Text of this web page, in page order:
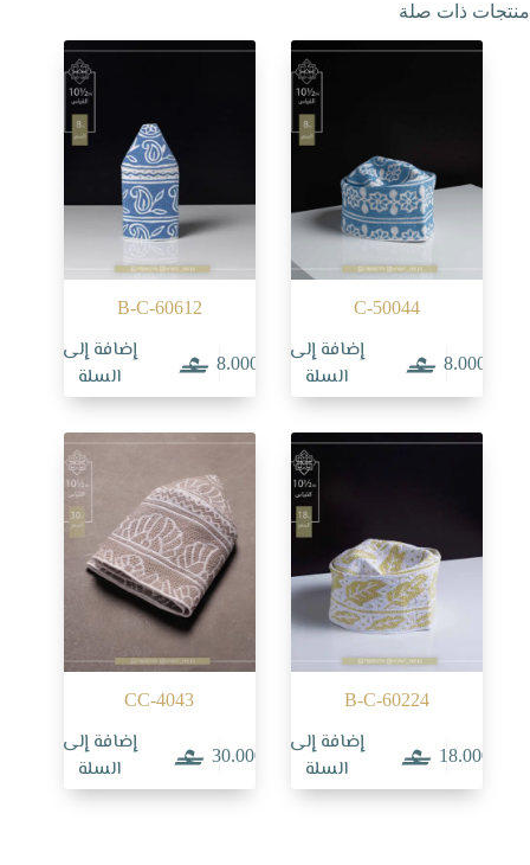
منتجات ذات صلة
C-50044
8.000
إضافة إلى
السلة
B-C-60612
8.000
إضافة إلى
السلة
B-C-60224
18.000
إضافة إلى
السلة
CC-4043
30.000
إضافة إلى
السلة